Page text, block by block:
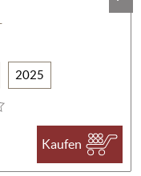
2025
Kaufen